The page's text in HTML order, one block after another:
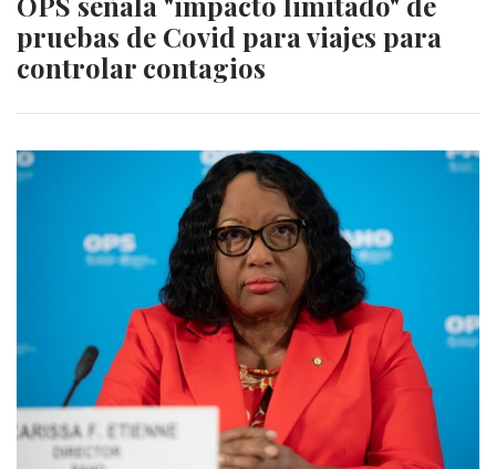
pruebas de Covid para viajes para
controlar contagios